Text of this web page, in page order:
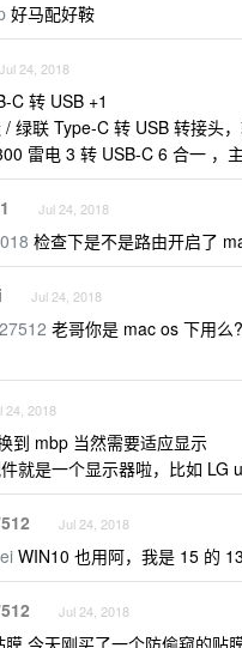
好马配好鞍
Jul 24, 2018
C 转 USB +1
/ 绿联 Type-C 转 USB 转接头
雷电 3 转 USB-C 6 合一 ，
Jul 24, 2018
检查下是不是路由开启了
Jul 24, 2018
老哥你是 mac os 下用么
24, 2018
到 mbp 当然需要适应显示
就是一个显示器啦，比如 LG
Jul 24, 2018
WIN10 也用阿，我是 15 的
Jul 24, 2018
膜 今天刚买了一个防偷窥的贴